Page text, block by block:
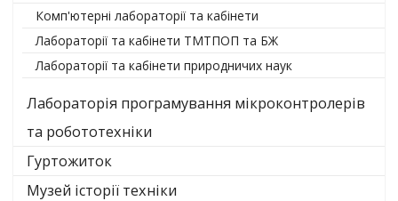
Комп'ютерні лабораторії та кабінети
Лабораторії та кабінети ТМТПОП та БЖ
Лабораторії та кабінети природничих наук
Лабораторія програмування мікроконтролерів
та робототехніки
Гуртожиток
Музей історії техніки